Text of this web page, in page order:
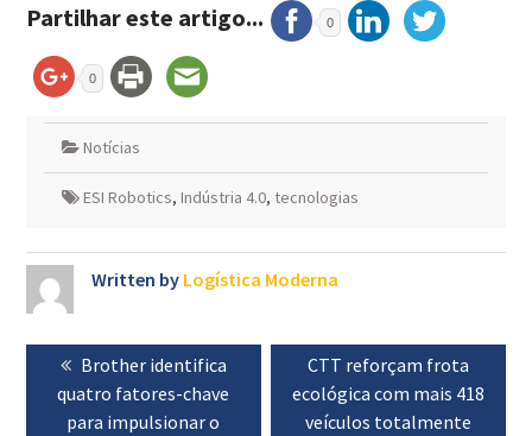
Partilhar este artigo... 0
0
Notícias
ESI Robotics, Indústria 4.0, tecnologias
Written by Logística Moderna
Navegação
artigos
Previous
post:
Brother identifica
quatro fatores-chave
para impulsionar o
Next
post:
CTT reforçam frota
ecológica com mais 418
veículos totalmente